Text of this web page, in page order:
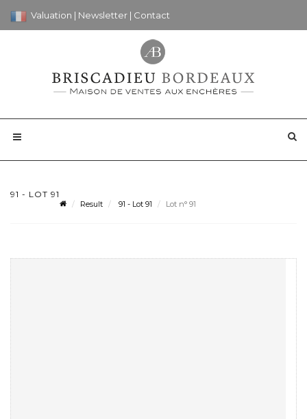
Valuation | Newsletter | Contact
91 - LOT 91
Result 91 - Lot 91 Lot n° 91